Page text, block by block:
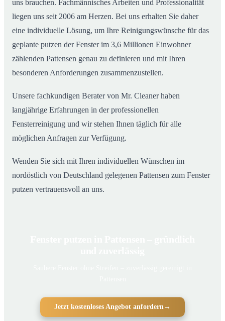
uns brauchen. Fachmännisches Arbeiten und Professionalität
liegen uns seit 2006 am Herzen. Bei uns erhalten Sie daher
eine individuelle Lösung, um Ihre Reinigungswünsche für das
geplante putzen der Fenster im 3,6 Millionen Einwohner
zählenden Pattensen genau zu definieren und mit Ihren
besonderen Anforderungen zusammenzustellen.
Unsere fachkundigen Berater von Mr. Cleaner haben
langjährige Erfahrungen in der professionellen
Fensterreinigung und wir stehen Ihnen täglich für alle
möglichen Anfragen zur Verfügung.
Wenden Sie sich mit Ihren individuellen Wünschen im
nordöstlich von Deutschland gelegenen Pattensen zum Fenster
putzen vertrauensvoll an uns.
Jetzt kostenloses Angebot anfordern →